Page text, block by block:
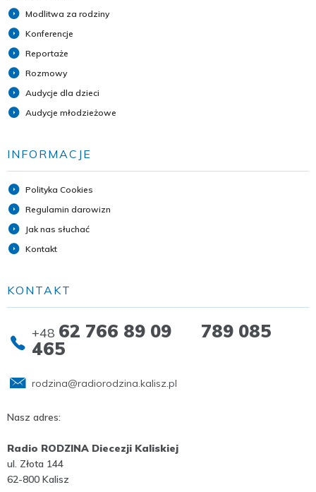
Modlitwa za rodziny
Konferencje
Reportaże
Rozmowy
Audycje dla dzieci
Audycje młodzieżowe
INFORMACJE
Polityka Cookies
Regulamin darowizn
Jak nas słuchać
Kontakt
KONTAKT
+48 62 766 89 09 789 085
465
rodzina@radiorodzina.kalisz.pl
Nasz adres:
Radio RODZINA Diecezji Kaliskiej
ul. Złota 144
62-800 Kalisz